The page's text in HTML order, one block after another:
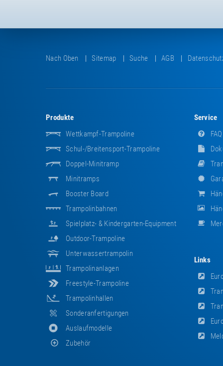
Nach Oben Sitemap Suche AGB
Produkte
Wettkampf-Trampoline
Schul-/Breitensport-Trampoline
Doppel-Minitramp
Minitramps
Booster Board
Trampolinbahnen
Spielplatz- & Kindergarten-Equipment
Outdoor-Trampoline
Unterwassertrampolin
Trampolinanlagen
Freestyle-Trampoline
Trampolinhallen
Sonderanfertigungen
Auslaufmodelle
Zubehör
Service
FAQ
Links